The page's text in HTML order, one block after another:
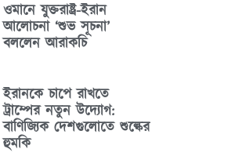
ওমানে যুক্তরাষ্ট্র-ইরান
আলোচনা ‘শুভ সূচনা’
বললেন আরাকচি
ইরানকে চাপে রাখতে
ট্রাম্পের নতুন উদ্যোগ:
বাণিজ্যিক দেশগুলোতে শুল্কের
হুমকি